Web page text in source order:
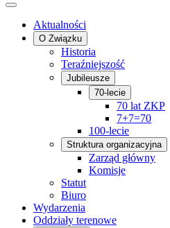
Aktualności
O Związku
Historia
Teraźniejszość
Jubileusze
70-lecie
70 lat ZKP
7+7=70
100-lecie
Struktura organizacyjna
Zarząd główny
Komisje
Statut
Biuro
Wydarzenia
Oddziały terenowe